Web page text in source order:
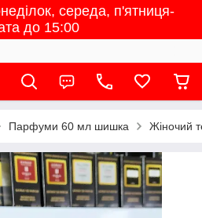
середа, п'ятниця-
до 15:00
Парфуми 60 мл шишка Жіночий